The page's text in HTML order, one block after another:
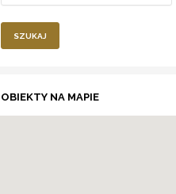
SZUKAJ
OBIEKTY NA MAPIE